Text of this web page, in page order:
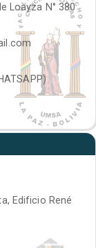
Loayza N° 380
Edificio René